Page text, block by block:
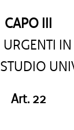
CAPO III
Art. 22